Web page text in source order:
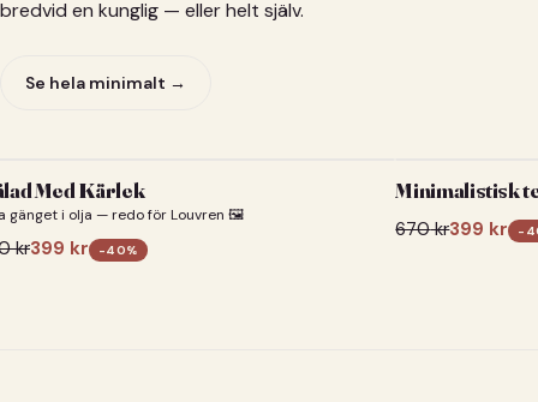
bredvid en kunglig — eller helt själv.
Se hela minimalt →
Med Kärlek
gänget i olja — redo för Louvren 🖼️
kr399 kr -40%
Minimalistisk
670kr399 kr -